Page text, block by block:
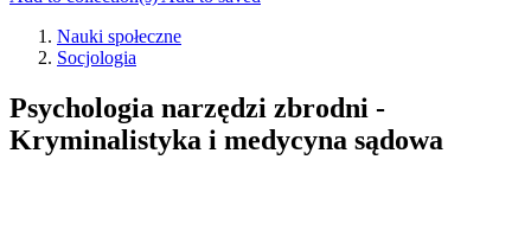
Nauki społeczne
Socjologia
Psychologia narzędzi zbrodni -
Kryminalistyka i medycyna sądowa